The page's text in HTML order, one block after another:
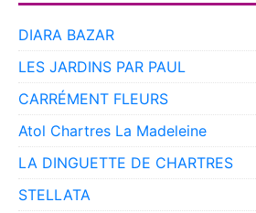
DIARA BAZAR
LES JARDINS PAR PAUL
CARRÉMENT FLEURS
Atol Chartres La Madeleine
LA DINGUETTE DE CHARTRES
STELLATA